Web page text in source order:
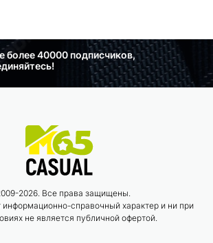
более 40000 подписчиков,
2026. Все права защищены.
информационно-справочный характер и ни при
не является публичной офертой.